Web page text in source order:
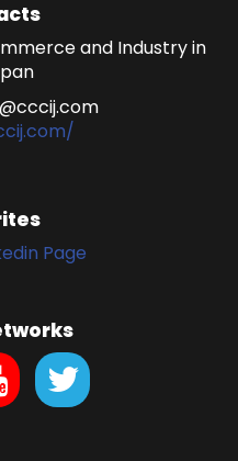
and Industry in
Page